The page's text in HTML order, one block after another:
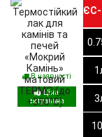
В наявності
ЄС-